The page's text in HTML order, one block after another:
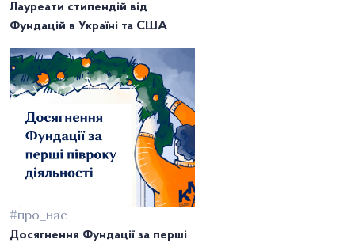
Лауреати стипендій від
Фундацій в Україні та США
#про_нас
Досягнення Фундації за перші